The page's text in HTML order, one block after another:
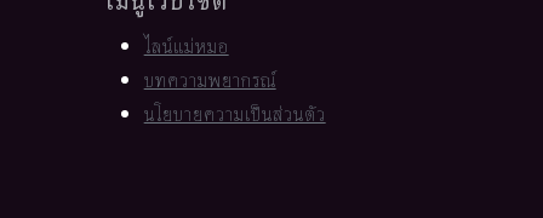
ไลน์แม่หมอ
บทความพยากรณ์
นโยบายความเป็นส่วนตัว